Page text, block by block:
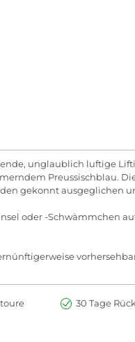
unglaublich luftige
Preussischblau.
gekonnt ausgeglichen
oder -Schwämmchen
30 Tage